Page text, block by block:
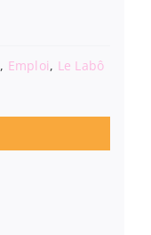
, Emploi, Le Labô